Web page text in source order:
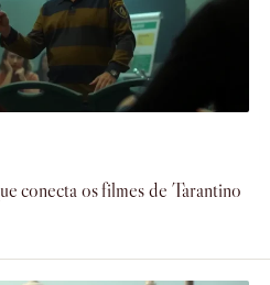
conecta os filmes de Tarantino